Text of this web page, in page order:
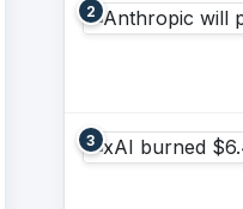
2
3